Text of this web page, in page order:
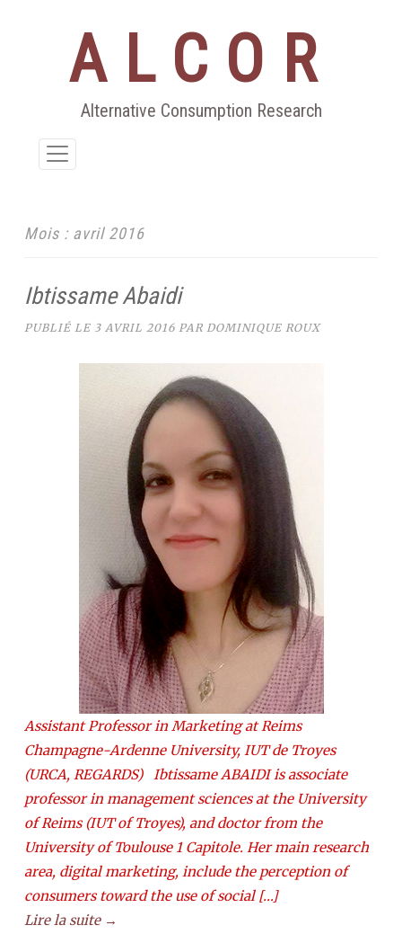
contenuALCOR
Alternative Consumption Research
Mois : avril 2016
Ibtissame Abaidi
PUBLIÉ LE 3 AVRIL 2016 PAR DOMINIQUE ROUX
Assistant Professor in Marketing at Reims
Champagne-Ardenne University, IUT de Troyes
(URCA, REGARDS) Ibtissame ABAIDI is associate
professor in management sciences at the University
of Reims (IUT of Troyes), and doctor from the
University of Toulouse 1 Capitole. Her main research
area, digital marketing, include the perception of
consumers toward the use of social […]
Lire la suite →